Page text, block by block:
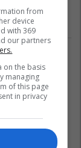
Kosovës
from
device
with 369
our partners
on the basis
managing
of this page
in privacy